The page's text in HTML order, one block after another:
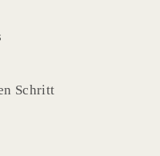
Schritt